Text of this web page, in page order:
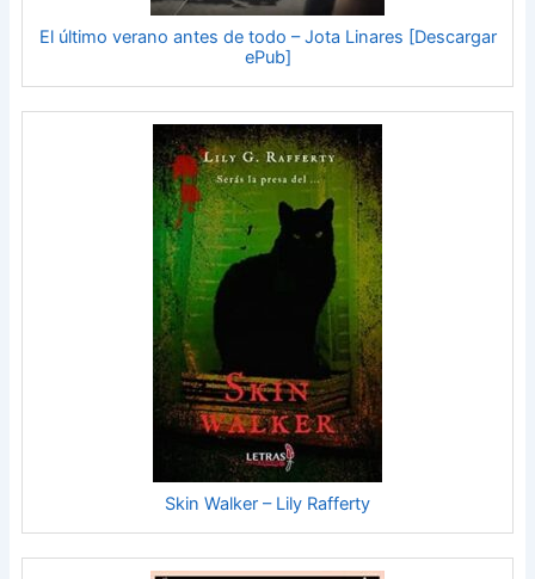
El último verano antes de todo – Jota Linares [Descargar
ePub]
Skin Walker – Lily Rafferty